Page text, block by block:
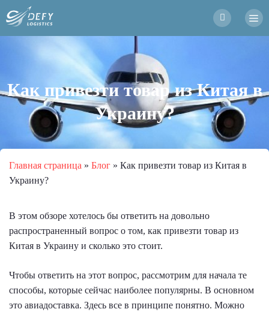
Как привезти товар из Китая в
Украину?
Главная страница » Блог » Как привезти товар из Китая в
Украину?
В этом обзоре хотелось бы ответить на довольно
распространенный вопрос о том, как привезти товар из
Китая в Украину и сколько это стоит.
Чтобы ответить на этот вопрос, рассмотрим для начала те
способы, которые сейчас наиболее популярны. В основном
это авиадоставка. Здесь все в принципе понятно. Можно